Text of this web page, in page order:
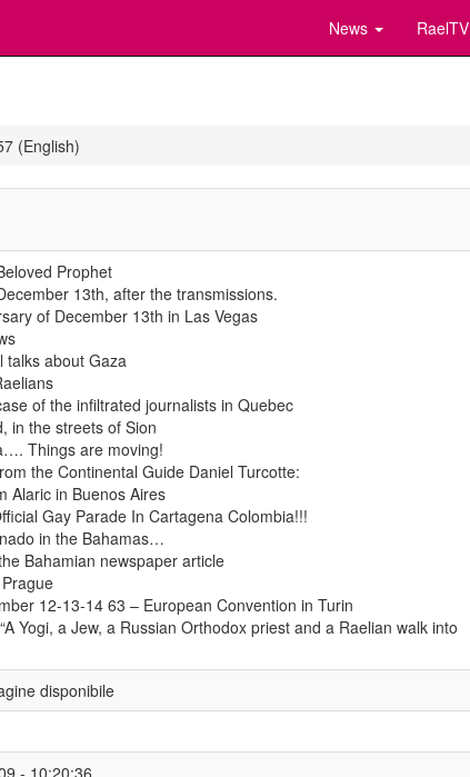
News RaelTV
(English)
Prophet
13th, after the transmissions.
of December 13th in Las Vegas
talks about Gaza
of the infiltrated journalists in Quebec
in the streets of Sion
Things are moving!
the Continental Guide Daniel Turcotte:
Alaric in Buenos Aires
Gay Parade In Cartagena Colombia!!!
in the Bahamas…
Bahamian newspaper article
12-13-14 63 – European Convention in Turin
Yogi, a Jew, a Russian Orthodox priest and a Raelian walk into
disponibile
- 10:20:36